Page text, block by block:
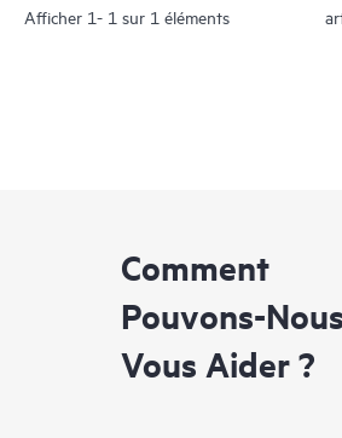
Afficher 1- 1 sur 1 éléments
Comment
Pouvons-Nous
Vous Aider ?